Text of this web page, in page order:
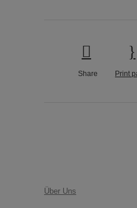
Share Print
Über Uns